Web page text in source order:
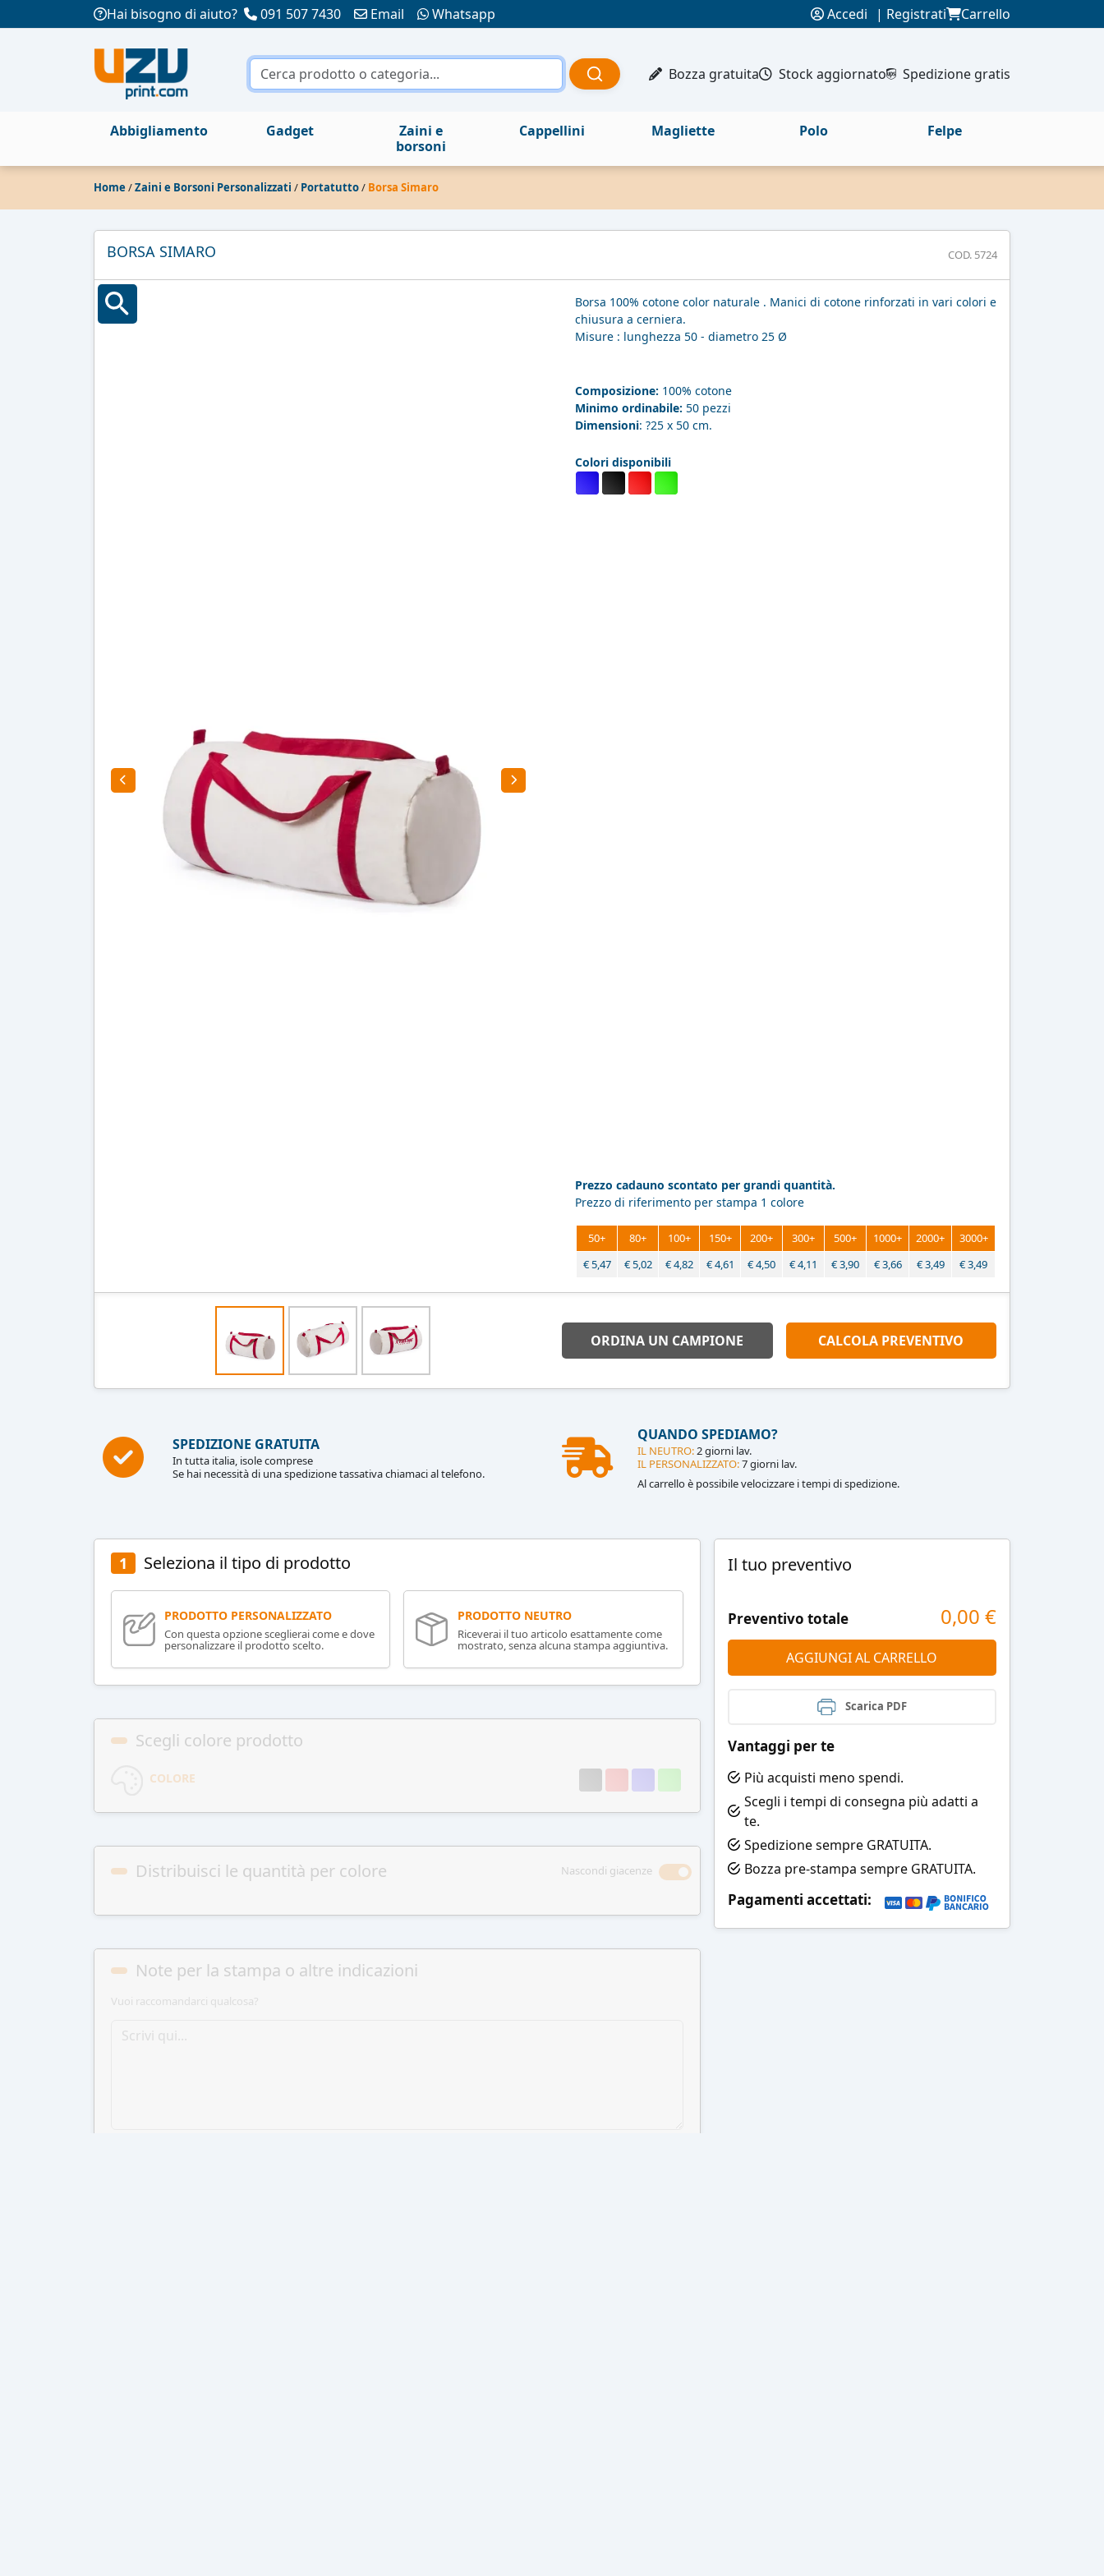
Hai bisogno di aiuto? 091 507 7430 Email Whatsapp Accedi | Registrati Carrello
Bozza gratuita Stock aggiornato Spedizione gratis
Abbigliamento Gadget
Zaini e
borsoni
Cappellini Magliette Polo Felpe
Home /Zaini e Borsoni Personalizzati / Portatutto/ Borsa Simaro
BORSA SIMARO COD. 5724
Borsa 100% cotone color naturale . Manici di cotone rinforzati in vari colori e
chiusura a cerniera.
Misure : lunghezza 50 - diametro 25 Ø
Composizione: 100% cotone
Minimo ordinabile: 50 pezzi
Dimensioni: ?25 x 50 cm.
Colori disponibili
Prezzo cadauno scontato per grandi quantità.
Prezzo di riferimento per stampa 1 colore
50+ 80+ 100+ 150+ 200+ 300+ 500+ 1000+ 2000+
3000+
€5,47 €5,02 €4,82 €4,61 €4,50 €4,11 €3,90 €3,66 €3,49 €3,49
ORDINA UN CAMPIONE CALCOLA PREVENTIVO
SPEDIZIONE GRATUITA
In tutta italia, isole comprese
Se hai necessità di una spedizione tassativa chiamaci al telefono.
QUANDO SPEDIAMO?
IL NEUTRO:2 giorni lav.
IL PERSONALIZZATO:7 giorni lav.
Al carrello è possibile velocizzare i tempi di spedizione.
1 Seleziona il tipo di prodotto
PRODOTTO PERSONALIZZATO
Con questa opzione sceglierai come e dove
personalizzare il prodotto scelto.
PRODOTTO NEUTRO
Riceverai il tuo articolo esattamente come
mostrato, senza alcuna stampa aggiuntiva.
Scegli colore prodotto
COLORE
Distribuisci le quantità per colore Nascondi giacenze
Note per la stampa o altre indicazioni
Vuoi raccomandarci qualcosa?
Il tuo preventivo
Preventivo totale 0,00 €
AGGIUNGI AL CARRELLO
Scarica PDF
Vantaggi per te
Più acquisti meno spendi.
Scegli i tempi di consegna più adatti a
te.
Spedizione sempre GRATUITA.
Bozza pre-stampa sempre GRATUITA.
Pagamenti accettati: